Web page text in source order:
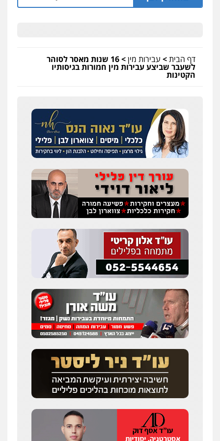
דף הבית> עבירות מין> 16 שנות מאסר לסוהר
לשעבר שביצע עבירות מין חמורות בגיסותיו
הקטינות